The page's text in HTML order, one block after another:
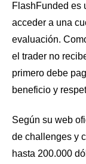
FlashFunded es
acceder a una
evaluación.
el trader no
primero debe
beneficio y
Según su web
de challenges y
hasta 200.000